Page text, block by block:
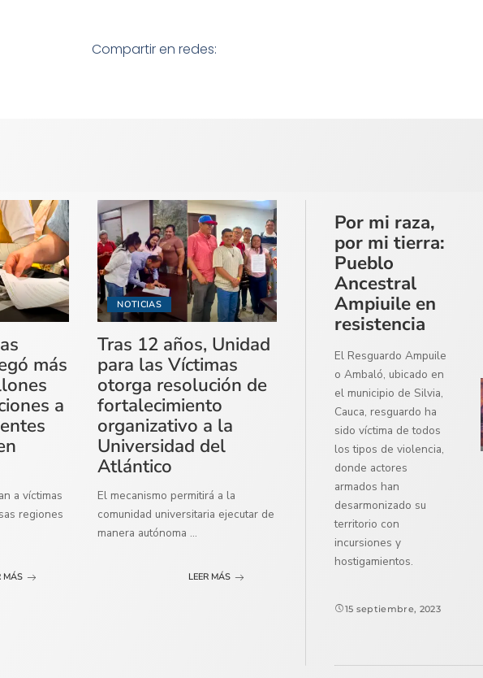
Compartir en redes:
más
a
a víctimas
regiones
MÁS
NOTICIAS
Tras 12 años, Unidad
para las Víctimas
otorga resolución de
fortalecimiento
organizativo a la
Universidad del
Atlántico
El mecanismo permitirá a la
comunidad universitaria ejecutar de
manera autónoma ...
LEER MÁS
Por mi raza,
por mi tierra:
Pueblo
Ancestral
Ampiuile en
resistencia
El Resguardo Ampuile
o Ambaló, ubicado en
el municipio de Silvia,
Cauca, resguardo ha
sido víctima de todos
los tipos de violencia,
donde actores
armados han
desarmonizado su
territorio con
incursiones y
hostigamientos.
15 septiembre, 2023